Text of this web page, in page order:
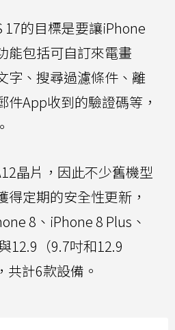
17的目標是要讓iPhone
能包括可自訂來電畫
字、搜尋過濾條件、離
件App收到的驗證碼等，
晶片，因此不少舊機型
得定期的安全性更新，
8、iPhone 8 Plus、
12.9（9.7吋和12.9
共計6款設備。